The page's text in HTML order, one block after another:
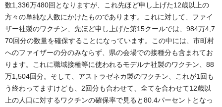
数1,336万480回となりますが、これ先ほど申し上げた12歳以上の
方々の単純な人数にかけたものであります。これに対して、ファイ
ザー社製のワクチン、先ほど申し上げた第15クールでは、984万4,7
70回分の数量を確保することになっています。この中には、市町村
へのファイザーの分のみならず、県の会場での接種分も含まれてお
ります。これに職域接種等に使われるモデルナ社製のワクチン、88
万1,504回分。そして、アストラゼネカ製のワクチン、これが1回も
う終わってますけども、2回分も合わせて、全てを合わせて12歳以
上の人口に対するワクチンの確保率で見ると80.4パーセントとなっ